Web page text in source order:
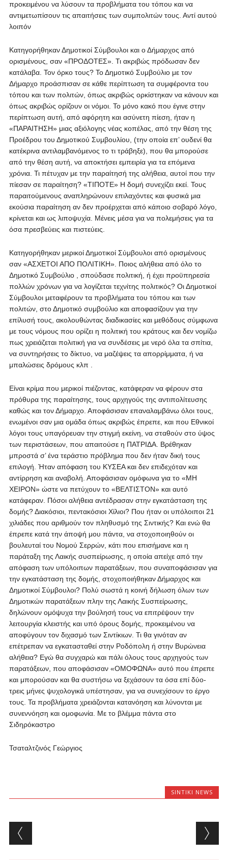
προκειμένου να λύσουν τα προβλήματα του τόπου και να
αντιμετωπίσουν τις απαιτήσεις των συμπολιτών τους. Αντί αυτού
λοιπόν
Κατηγορήθηκαν Δημοτικοί Σύμβουλοι και ο Δήμαρχος από
ορισμένους, σαν «ΠΡΟΔΟΤΕΣ». Τι ακριβώς πρόδωσαν δεν
κατάλαβα. Τον όρκο τους? Το Δημοτικό Συμβούλιο με τον
Δήμαρχο προάσπισαν σε κάθε περίπτωση τα συμφέροντα του
τόπου και των πολιτών, όπως ακριβώς ορκίστηκαν να κάνουν και
όπως ακριβώς ορίζουν οι νόμοι. Το μόνο κακό που έγινε στην
περίπτωση αυτή, από αφόρητη και ασύνετη πίεση, ήταν η
«ΠΑΡΑΙΤΗΣΗ» μιας αξιόλογης νέας κοπέλας, από την θέση της
Προέδρου του Δημοτικού Συμβουλίου, (την οποία επ’ ουδενί θα
κατέκρινα αντιλαμβανόμενος το τι τράβηξε), που θα μπορούσε
από την θέση αυτή, να αποκτήσει εμπειρία για τα επόμενα
χρόνια. Τι πέτυχαν με την παραίτησή της αλήθεια, αυτοί που την
πίεσαν σε παραίτηση? «ΤΙΠΟΤΕ» Η δομή συνεχίζει εκεί. Τους
παραιτούμενους αναπληρώνουν επιλαχόντες και φυσικά μια
εκούσια παραίτηση αν δεν προέρχεται από κάποιο σοβαρό λόγο,
κρίνεται και ως λιποψυχία. Μένεις μέσα για να πολεμήσεις για τα
όσα πρεσβεύεις και πιστεύεις.
Κατηγορήθηκαν μερικοί Δημοτικοί Σύμβουλοι από ορισμένους
σαν «ΑΣΧΕΤΟΙ ΑΠΟ ΠΟΛΙΤΙΚΗ». Ποιος αλήθεια από όλο το
Δημοτικό Συμβούλιο , σπούδασε πολιτική, ή έχει προϋπηρεσία
πολλών χρόνων για να λογίζεται τεχνίτης πολιτικός? Οι Δημοτικοί
Σύμβουλοι μεταφέρουν τα προβλήματα του τόπου και των
πολιτών, στο Δημοτικό συμβούλιο και αποφασίζουν για την
επίλυσή τους, ακολουθώντας διαδικασίες και μεθόδους σύμφωνα
με τους νόμους που ορίζει η πολιτική του κράτους και δεν νομίζω
πως χρειάζεται πολιτική για να συνδέσεις με νερό όλα τα σπίτια,
να συντηρήσεις το δίκτυο, να μαζέψεις τα απορρίμματα, ή να
μπαλώσεις δρόμους κλπ .
Είναι κρίμα που μερικοί πιέζοντας, κατάφεραν να φέρουν στα
πρόθυρα της παραίτησης, τους αρχηγούς της αντιπολίτευσης
καθώς και τον Δήμαρχο. Αποφάσισαν επαναλαμβάνω όλοι τους,
ενωμένοι σαν μια ομάδα όπως ακριβώς έπρεπε, και που Εθνικοί
λόγοι τους υπαγόρευαν την στιγμή εκείνη, να σταθούν στο ύψος
των περιστάσεων, που απαιτούσε η ΠΑΤΡΙΔΑ. Βρέθηκαν
μπροστά σ’ ένα τεράστιο πρόβλημα που δεν ήταν δική τους
επιλογή. Ήταν απόφαση του ΚΥΣΕΑ και δεν επιδεχόταν και
αντίρρηση και αναβολή. Αποφάσισαν ομόφωνα για το «ΜΗ
ΧΕΙΡΟΝ» ώστε να πετύχουν το «ΒΕΛΤΙΣΤΟΝ» και αυτό
κατάφεραν. Πόσοι αλήθεια αντέδρασαν στην εγκατάσταση της
δομής? Διακόσιοι, πεντακόσιοι Χίλιοι? Που ήταν οι υπόλοιποι 21
χιλιάδες που αριθμούν τον πληθυσμό της Σιντικής? Και ενώ θα
έπρεπε κατά την άποψή μου πάντα, να στοχοποιηθούν οι
βουλευταί του Νομού Σερρών, κάτι που επισήμανε και η
παράταξη της Λαικής συσπείρωσης, η οποία απείχε από την
απόφαση των υπόλοιπων παρατάξεων, που συναποφάσισαν για
την εγκατάσταση της δομής, στοχοποιήθηκαν Δήμαρχος και
Δημοτικοί Σύμβουλοι? Πολύ σωστά η κοινή δήλωση όλων των
Δημοτικών παρατάξεων πλην της Λαικής Συσπείρωσης,
δηλώνουν ομόψυχα την βούλησή τους να επιτρέψουν την
λειτουργία κλειστής και υπό όρους δομής, προκειμένου να
αποφύγουν τον διχασμό των Σιντίκιων. Τι θα γινόταν αν
επέτρεπαν να εγκατασταθεί στην Ροδόπολη ή στην Βυρώνεια
αλήθεια? Εγώ θα συγχαρώ και πάλι όλους τους αρχηγούς των
παρατάξεων, που αποφάσισαν «ΟΜΟΦΩΝΑ» αυτό που έπρεπε
και μπορούσαν και θα συστήσω να ξεχάσουν τα όσα επί δύο-
τρεις μήνες ψυχολογικά υπέστησαν, για να συνεχίσουν το έργο
τους. Τα προβλήματα χρειάζονται κατανόηση και λύνονται με
συνεννόηση και ομοφωνία. Με το βλέμμα πάντα στο
Σιδηρόκαστρο
Τσαταλτζινός Γεώργιος
SINTIKI NEWS
Post navigation